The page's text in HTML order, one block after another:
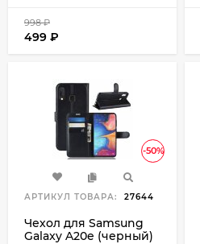
998₽
499 ₽
-50%
АРТИКУЛ ТОВАРА: 27644
Чехол для Samsung
Galaxy A20e (черный)